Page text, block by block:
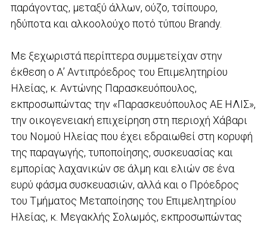
παράγοντας, μεταξύ άλλων, ούζο, τσίπουρο,
ηδύποτα και αλκοολούχο ποτό τύπου Brandy.
Με ξεχωριστά περίπτερα συμμετείχαν στην
έκθεση ο Α’ Αντιπρόεδρος του Επιμελητηρίου
Ηλείας, κ. Αντώνης Παρασκευόπουλος,
εκπροσωπώντας την «Παρασκευόπουλος ΑΕ ΗΛΙΣ»,
την οικογενειακή επιχείρηση στη περιοχή Χάβαρι
του Νομού Ηλείας που έχει εδραιωθεί στη κορυφή
της παραγωγής, τυποποίησης, συσκευασίας και
εμπορίας λαχανικών σε άλμη και ελιών σε ένα
ευρύ φάσμα συσκευασιών, αλλά και ο Πρόεδρος
του Τμήματος Μεταποίησης του Επιμελητηρίου
Ηλείας, κ. Μεγακλής Σολωμός, εκπροσωπώντας